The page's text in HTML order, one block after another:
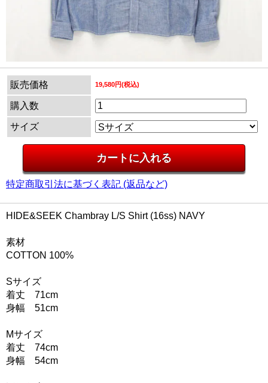
販売価格 19,580円(税込)
購入数
サイズ
特定商取引法に基づく表記 (返品など)
HIDE&SEEK Chambray L/S Shirt (16ss) NAVY
素材
COTTON 100%
Sサイズ
着丈 71cm
身幅 51cm
Mサイズ
着丈 74cm
身幅 54cm